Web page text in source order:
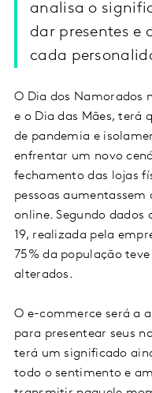
analisa o
dar presentes e
cada
O Dia dos Namorados
e o Dia das Mães, terá
de pandemia e
enfrentar um novo
fechamento das lojas
pessoas
online. Segundo dados
19, realizada pela
75% da população
alterados.
O e-commerce será a
para presentear seus
terá um significado
todo o sentimento e